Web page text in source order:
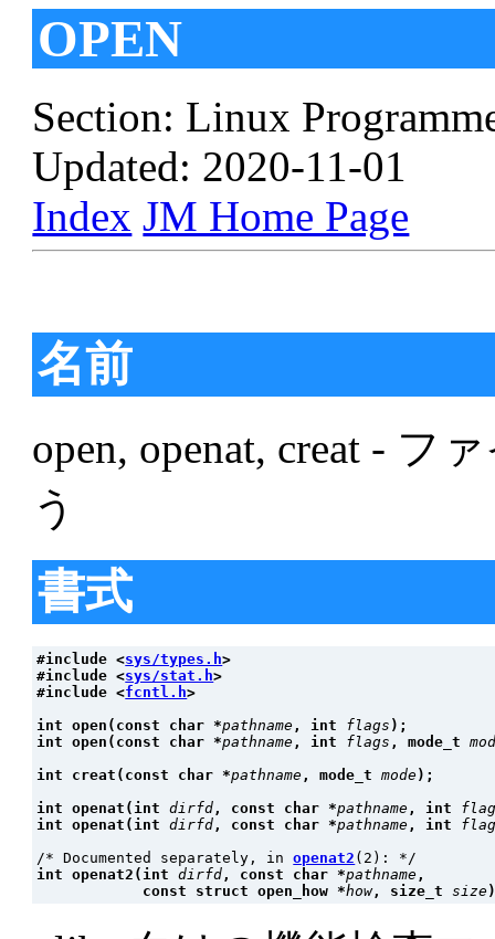
OPEN
Section: Linux
Updated: 2020-11-01
Index JM Home Page
名前
open, openat, creat - フ
う
書式
#include <sys/types.h>
#include <sys/stat.h>
#include <fcntl.h>
int open(const char *pathname , int flags );
int open(const char *pathname , int flags , mode_t
int creat(const char *pathname , mode_t mode);
int openat(int dirfd , const char *pathname , int
int openat(int dirfd , const char *pathname , int
/* Documented separately, in openat2
int openat2(int dirfd , const char *pathname ,
            const struct open_how *
how, size_t size